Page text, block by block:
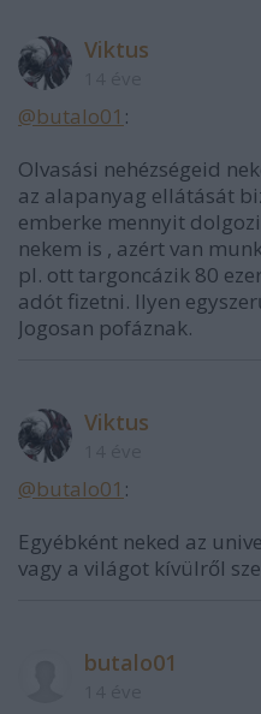
Viktus
@butalo01 :
Olvasási nehézségeid
az alapanyag ellátását
emberke mennyit
nekem is , azért van
pl. ott targoncázik 80
adót fizetni. Ilyen
Jogosan pofáznak.
Viktus
@butalo01 :
Egyébként neked az
vagy a világot kívülről
butalo01